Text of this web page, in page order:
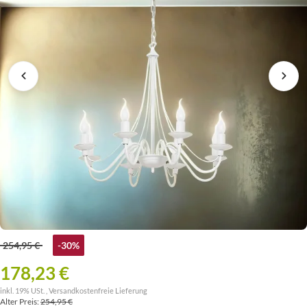
254,95 € -30%
178,23 €
inkl. 19% USt. , Versandkostenfreie Lieferung
Alter Preis:254,95 €